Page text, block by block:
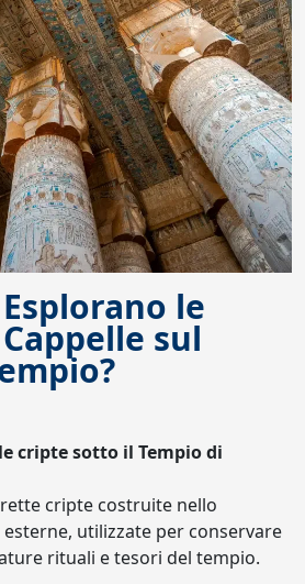
le
sul
cripte sotto il Tempio di
cripte costruite nello
utilizzate per conservare
rituali e tesori del tempio.